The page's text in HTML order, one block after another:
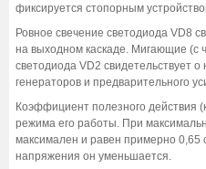
фиксируется стопорным
Ровное свечение светодиода VD8
на выходном каскаде. Мигающие (с
светодиода VD2 свидетельствует
генераторов и предварительного
Коэффициент полезного действия
режима его работы. При
максимален и равен примерно 0,65
напряжения он уменьшается.